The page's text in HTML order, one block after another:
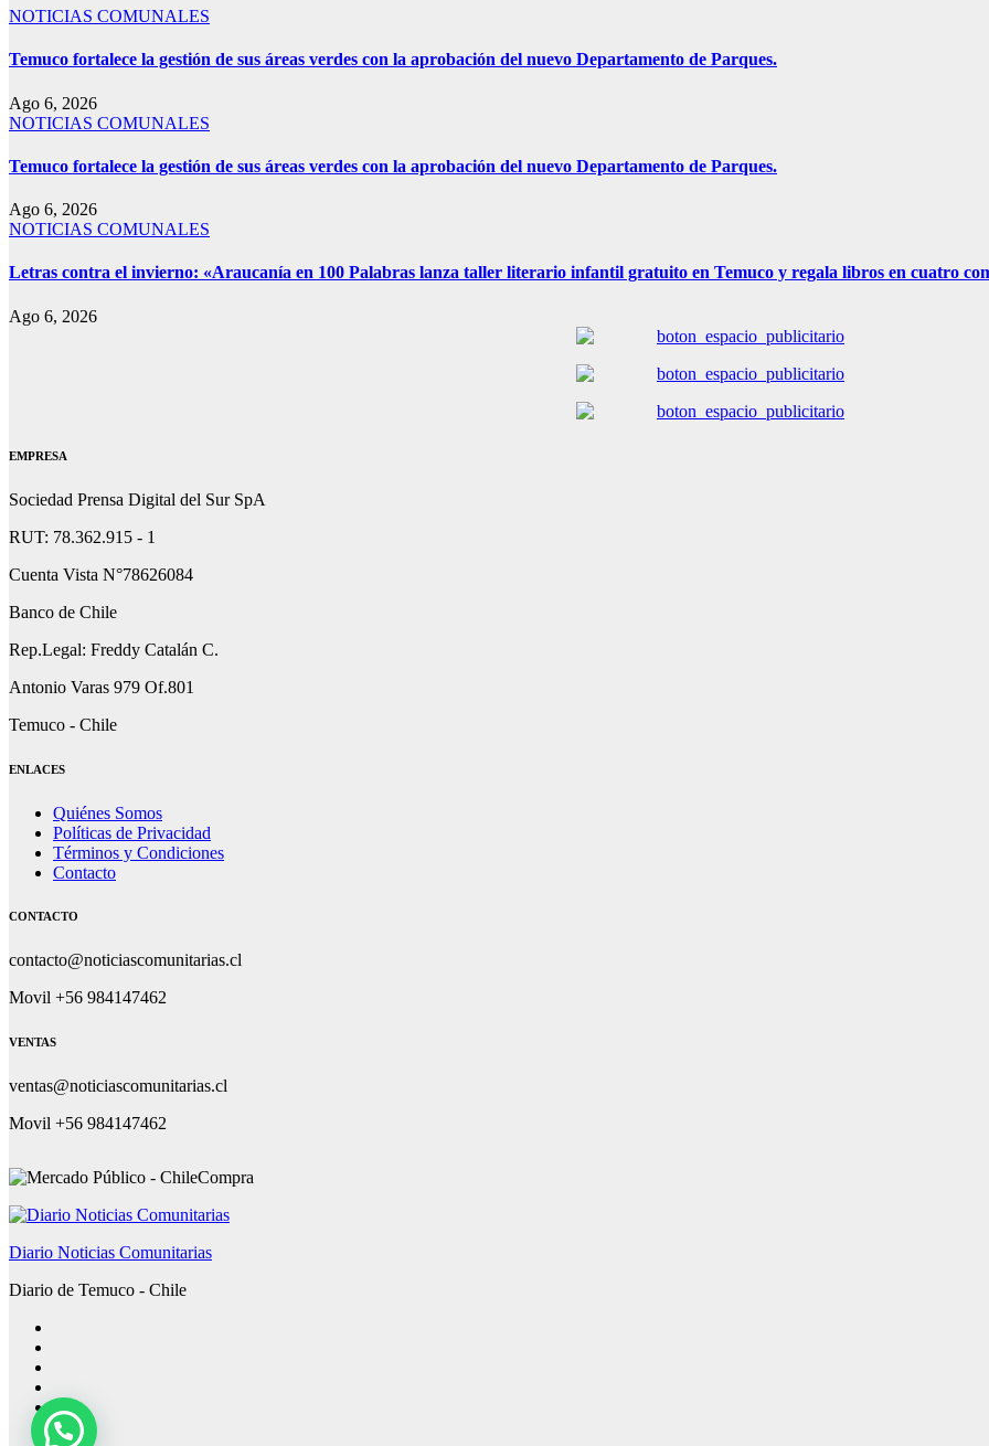
NOTICIAS COMUNALES
Temuco fortalece la gestión de sus áreas verdes con la aprobación del nuevo Departamento de Parques.
Ago 6, 2026
NOTICIAS COMUNALES
Temuco fortalece la gestión de sus áreas verdes con la aprobación del nuevo Departamento de Parques.
Ago 6, 2026
NOTICIAS COMUNALES
Letras contra el invierno: «Araucanía en 100 Palabras lanza taller literario infantil gratuito en Temuco y regala libros en cuatro
Ago 6, 2026
EMPRESA
Sociedad Prensa Digital del Sur SpA
RUT: 78.362.915 - 1
Cuenta Vista N°78626084
Banco de Chile
Rep.Legal: Freddy Catalán C.
Antonio Varas 979 Of.801
Temuco - Chile
ENLACES
Quiénes Somos
Políticas de Privacidad
Términos y Condiciones
Contacto
CONTACTO
contacto@noticiascomunitarias.cl
Movil +56 984147462
VENTAS
ventas@noticiascomunitarias.cl
Movil +56 984147462
Diario Noticias Comunitarias
Diario de Temuco - Chile